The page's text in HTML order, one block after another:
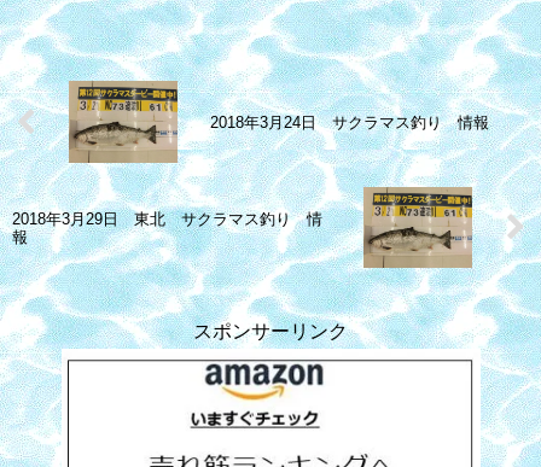
2018年3月24日 サクラマス釣り 情報
2018年3月29日 東北 サクラマス釣り 情
報
スポンサーリンク